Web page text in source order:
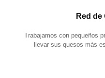
Red de
Trabajamos con pequeños
llevar sus quesos más